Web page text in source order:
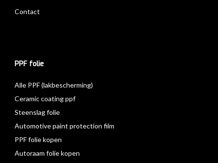
Contact
PPF folie
Alle PPF (lakbescherming)
Ceramic coating ppf
Steenslag folie
Automotive paint protection film
PPF folie kopen
Autoraam folie kopen